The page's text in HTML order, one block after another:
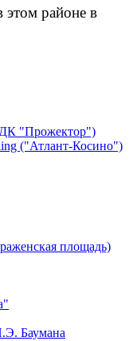
этом районе в
"Прожектор")
("Атлант-Косино")
площадь)
Баумана